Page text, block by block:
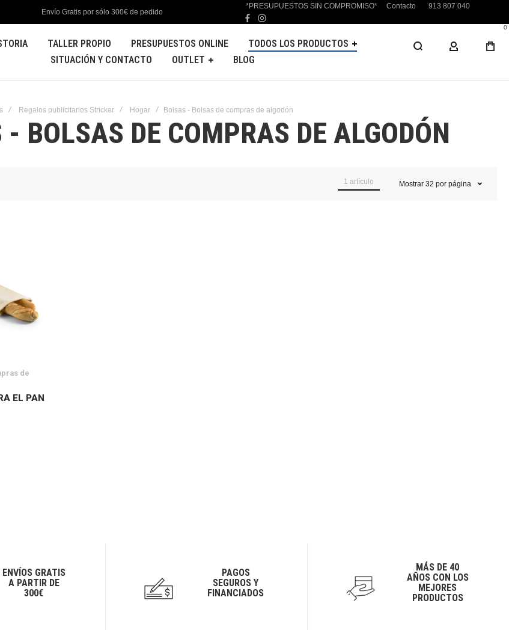
Envío Gratis por sólo 300€ de pedido
*PRESUPUESTOS SIN COMPROMISO* Contacto 913 807 040
facebook
instagram
TALLER PROPIO PRESUPUESTOS ONLINE
TODOS LOS PRODUCTOS
SITUACIÓN Y CONTACTO
OUTLET BLOG
MI CUENTA
0
Regalos publicitarios Stricker Hogar Bolsas - Bolsas de compras de algodón
- BOLSAS DE COMPRAS DE ALGODÓN
1 artículo Mostrar 32 por página
de
EL PAN
ENVÍOS GRATIS
A PARTIR DE
300€
PAGOS
SEGUROS Y
FINANCIADOS
MÁS DE 40
AÑOS CON LOS
MEJORES
PRODUCTOS